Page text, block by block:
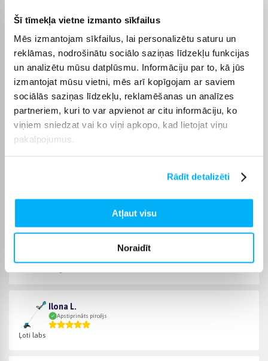
Šī tīmekļa vietne izmanto sīkfailus
Mēs izmantojam sīkfailus, lai personalizētu saturu un
reklāmas, nodrošinātu sociālo saziņas līdzekļu funkcijas
un analizētu mūsu datplūsmu. Informāciju par to, kā jūs
izmantojat mūsu vietni, mēs arī kopīgojam ar saviem
sociālās saziņas līdzekļu, reklamēšanas un analīzes
partneriem, kuri to var apvienot ar citu informāciju, ko
viņiem sniedzat vai ko viņi apkopo, kad lietojat viņu
pakalpojumus.
Rādīt detalizēti
Atļaut visu
Noraidīt
Zāles pļāvējus varat ērti iegādāties internetā. Preces
bezprocentu līzingu līdz 6 mēnešiem, lai nepieciešamās
preces varētu iegādāties vēl ērtāk.
Pircēju atsauksmes par precēm
Ilona L.
Apstiprināts pircējs
Ļoti labs